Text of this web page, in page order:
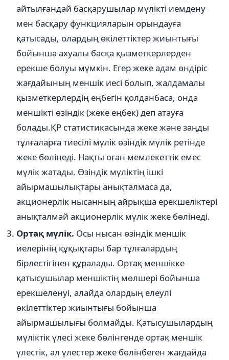
айтылғандай басқарушылар мүлікті иемдену
мен басқару функцияларын орындауға
қатысады, олардың өкілеттіктер жиынтығы
бойынша ахуалы басқа қызметкерлерден
ерекше болуы мүмкін. Егер жеке адам өндіріс
жағдайының меншік иесі болып, жалдамалы
қызметкерлердің еңбегін қолданбаса, онда
меншікті өзіндік (жеке еңбек) деп атауға
болады.ҚР статистикасында жеке және заңды
тұлғаларға тиесілі мүлік өзіндік мүлік ретінде
жеке бөлінеді. Нақты оған мемлекеттік емес
мүлік жатады. Өзіндік мүліктің ішкі
айырмашылықтары анықталмаса да,
акционерлік нысанның айрықша ерекшеліктері
анықталмай акционерлік мүлік жеке бөлінеді.
Ортақ мүлік. Осы нысан өзіндік меншік
иелерінің құқықтары бар тұлғалардың
бірлестігінен құралады. Ортақ меншікке
қатысушылар меншіктің мөлшері бойынша
ерекшеленуі, алайда олардың елеулі
өкілеттіктер жиынтығы бойынша
айырмашылығы болмайды. Қатысушылардың
мүліктік үлесі жеке бөлінгенде ортақ меншік
үлестік, ал үлестер жеке бөлінбеген жағдайда